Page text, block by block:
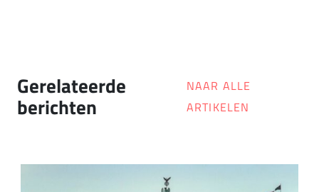
Gerelateerde
berichten
NAAR ALLE
ARTIKELEN